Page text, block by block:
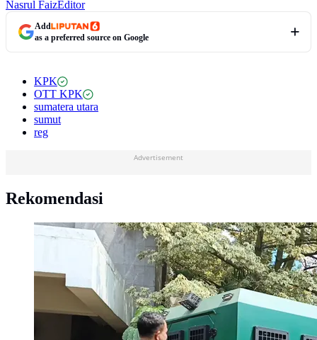
Nasrul FaizEditor
Add
as a preferred source on Google
KPK
OTT KPK
sumatera utara
sumut
reg
Advertisement
Rekomendasi